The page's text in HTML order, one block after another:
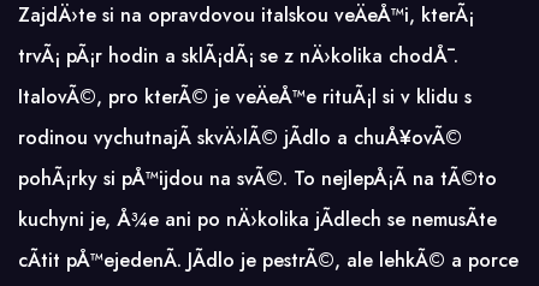
ZajdÄ›te si na opravdovou italskou veÄeÅ™i, kterÃ¡
trvÃ¡ pÃ¡r hodin a sklÃ¡dÃ¡ se z nÄ›kolika chodÅ¯.
ItalovÃ©, pro kterÃ© je veÄeÅ™e rituÃ¡l si v klidu s
rodinou vychutnajÃ­ skvÄ›lÃ© jÃ­dlo a chuÅ¥ovÃ©
pohÃ¡rky si pÅ™ijdou na svÃ©. To nejlepÅ¡Ã­ na tÃ©to
kuchyni je, Å¾e ani po nÄ›kolika jÃ­dlech se nemusÃ­te
cÃ­tit pÅ™ejedenÃ­. JÃ­dlo je pestrÃ©, ale lehkÃ© a porce